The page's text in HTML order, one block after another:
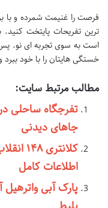
فرصت را غنیمت شمرده و با
ترین تفریحات پایتخت کنید.
است به سوی تجربه ای نو.
خستگی هایتان را با خود
مطالب مرتبط سایت:
تفرجگاه ساحلی
جاهای دیدنی
اطلاعات کامل
پارک آبی